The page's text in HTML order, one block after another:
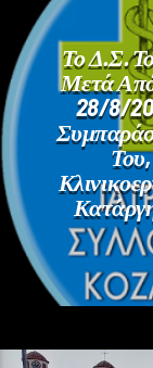
Το Δ.Σ.
Μετά
28/8/